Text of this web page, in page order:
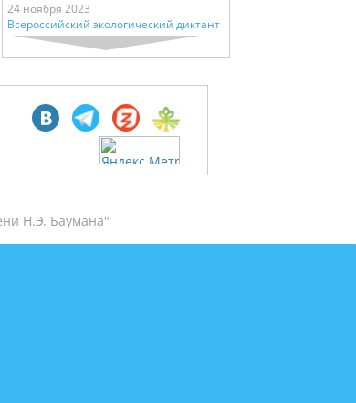
24 ноября 2023
Всероссийский экологический диктант
Н.Э. Баумана"